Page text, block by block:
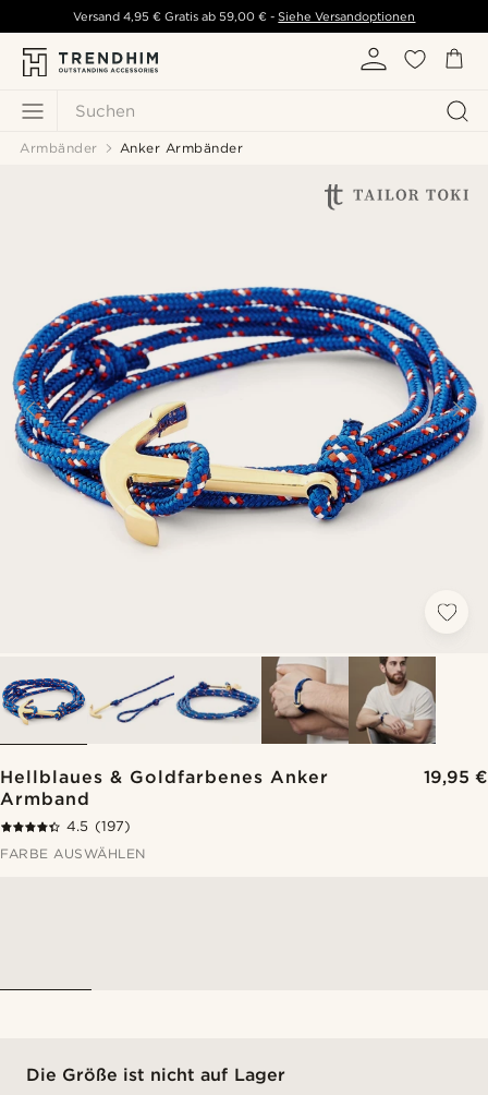
Suchen
Versand 4,95 € Gratis ab 59,00 € - Siehe Versandoptionen
Armbänder Anker Armbänder
Hellblaues & Goldfarbenes Anker
Armband
19,95 €
4.5 (197)
FARBE AUSWÄHLEN
Die Größe ist nicht auf Lager